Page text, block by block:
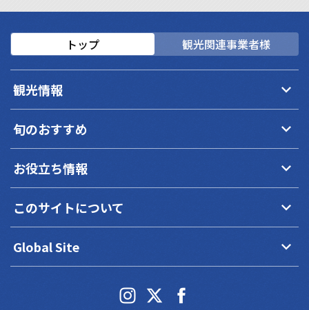
トップ 観光関連事業者様
観光情報 keyboard_arrow_down
旬のおすすめ keyboard_arrow_down
お役立ち情報 keyboard_arrow_down
このサイトについて keyboard_arrow_down
Global Site keyboard_arrow_down